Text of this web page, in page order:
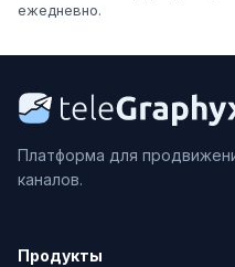
ежедневно.
Платформа для
каналов.
Продукты